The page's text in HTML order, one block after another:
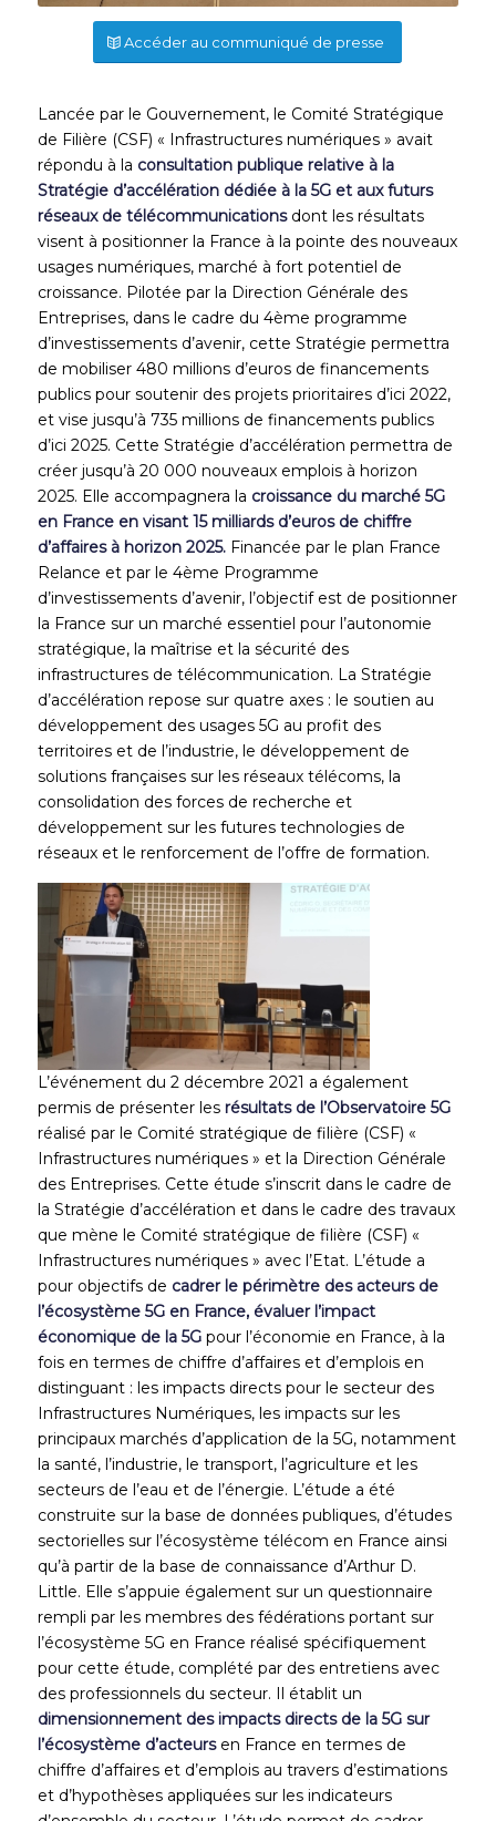
Accéder au communiqué de presse
Lancée par le Gouvernement, le Comité Stratégique
de Filière (CSF) « Infrastructures numériques » avait
répondu à la consultation publique relative à la
Stratégie d’accélération dédiée à la 5G et aux futurs
réseaux de télécommunicationsdont les résultats
visent à positionner la France à la pointe des nouveaux
usages numériques, marché à fort potentiel de
croissance. Pilotée par la Direction Générale des
Entreprises, dans le cadre du 4ème programme
d’investissements d’avenir, cette Stratégie permettra
de mobiliser 480 millions d’euros de financements
publics pour soutenir des projets prioritaires d’ici 2022,
et vise jusqu’à 735 millions de financements publics
d’ici 2025. Cette Stratégie d’accélération permettra de
créer jusqu’à 20 000 nouveaux emplois à horizon
2025. Elle accompagnera la croissance du marché 5G
en France en visant 15 milliards d’euros de chiffre
d’affaires à horizon 2025.Financée par le plan France
Relance et par le 4ème Programme
d’investissements d’avenir, l’objectif est de positionner
la France sur un marché essentiel pour l’autonomie
stratégique, la maîtrise et la sécurité des
infrastructures de télécommunication. La Stratégie
d’accélération repose sur quatre axes : le soutien au
développement des usages 5G au profit des
territoires et de l’industrie, le développement de
solutions françaises sur les réseaux télécoms, la
consolidation des forces de recherche et
développement sur les futures technologies de
réseaux et le renforcement de l’offre de formation.
L’événement du 2 décembre 2021 a également
permis de présenter les résultats de l’Observatoire 5G
réalisé par le Comité stratégique de filière (CSF) «
Infrastructures numériques » et la Direction Générale
des Entreprises. Cette étude s’inscrit dans le cadre de
la Stratégie d’accélération et dans le cadre des travaux
que mène le Comité stratégique de filière (CSF) «
Infrastructures numériques » avec l’Etat. L’étude a
pour objectifs de cadrer le périmètre des acteurs de
l’écosystème 5G en France, évaluer l’impact
économique de la 5Gpour l’économie en France, à la
fois en termes de chiffre d’affaires et d’emplois en
distinguant : les impacts directs pour le secteur des
Infrastructures Numériques, les impacts sur les
principaux marchés d’application de la 5G, notamment
la santé, l’industrie, le transport, l’agriculture et les
secteurs de l’eau et de l’énergie. L’étude a été
construite sur la base de données publiques, d’études
sectorielles sur l’écosystème télécom en France ainsi
qu’à partir de la base de connaissance d’Arthur D.
Little. Elle s’appuie également sur un questionnaire
rempli par les membres des fédérations portant sur
l’écosystème 5G en France réalisé spécifiquement
pour cette étude, complété par des entretiens avec
des professionnels du secteur. Il établit un
dimensionnement des impacts directs de la 5G sur
l’écosystème d’acteursen France en termes de
chiffre d’affaires et d’emplois au travers d’estimations
et d’hypothèses appliquées sur les indicateurs